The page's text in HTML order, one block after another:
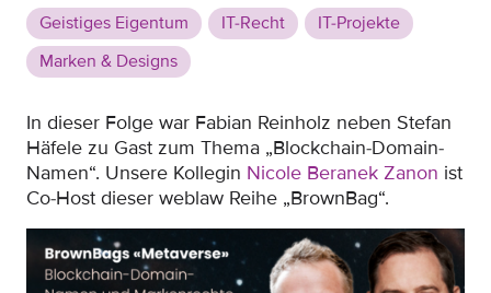
Geistiges Eigentum IT-Recht
IT-Projekte
Marken & Designs
In dieser Folge war Fabian Reinholz neben Stefan
Häfele zu Gast zum Thema „Blockchain-Domain-
Namen“. Unsere Kollegin Nicole Beranek Zanon ist
Co-Host dieser weblaw Reihe „BrownBag“.